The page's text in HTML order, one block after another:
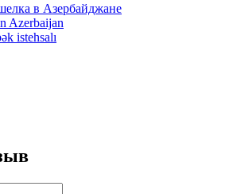
в Азербайджане
Azerbaijan
istehsalı